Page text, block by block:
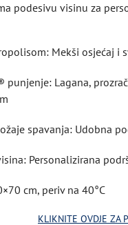
podesivu visinu za
Mekši osjećaj i
punjenje: Lagana,
spavanja: Udobna
Personalizirana
cm, periv na 40°C
KLIKNITE OVDJE ZA